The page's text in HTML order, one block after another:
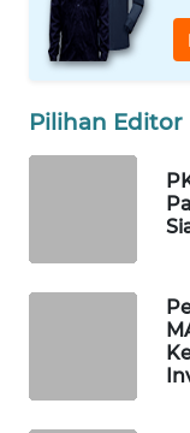
Pilihan Editor
MARTABAT
NET
LPKKI